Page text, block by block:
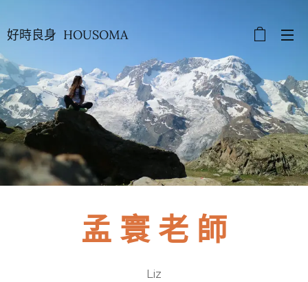
好時良身 HOUSOMA
孟 寰 老 師
Liz